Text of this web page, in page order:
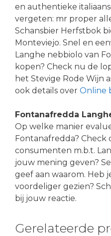
en authentieke
vergeten: mr proper
Schansbier Herfstbok
Monteviejo. Snel en
Langhe nebbiolo van
kopen? Check nu de
het Stevige Rode Wijn
ook details over Online
Fontanafredda
Op welke manier
Fontanafredda? Check
consumenten m.b.t.
jouw mening geven?
geef aan waarom. Heb
voordeliger gezien?
bij jouw reactie.
Gerelateerde